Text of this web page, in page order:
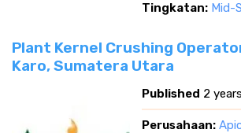
Tingkatan: Mid-
Plant Kernel Crushing
Karo, Sumatera Utara
Published 2
Perusahaan: